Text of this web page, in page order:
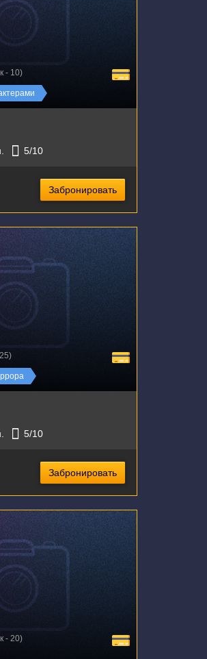
- 10)
5/10
Забронировать
Карла Маркса, 60
5/10
Забронировать
Шейнкмана, 75
- 20)